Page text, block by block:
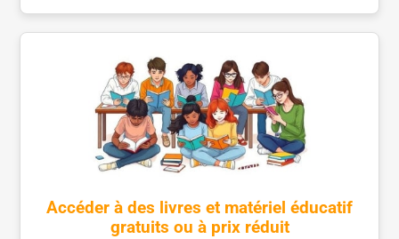
Accéder à des livres et matériel éducatif
gratuits ou à prix réduit